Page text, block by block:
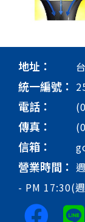
地址：
統一編號：
電話：
傳真：
信箱：
營業時間：
- PM 17:30(